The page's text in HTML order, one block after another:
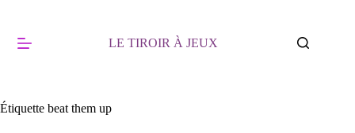
LE TIROIR À JEUX
Étiquette beat them up